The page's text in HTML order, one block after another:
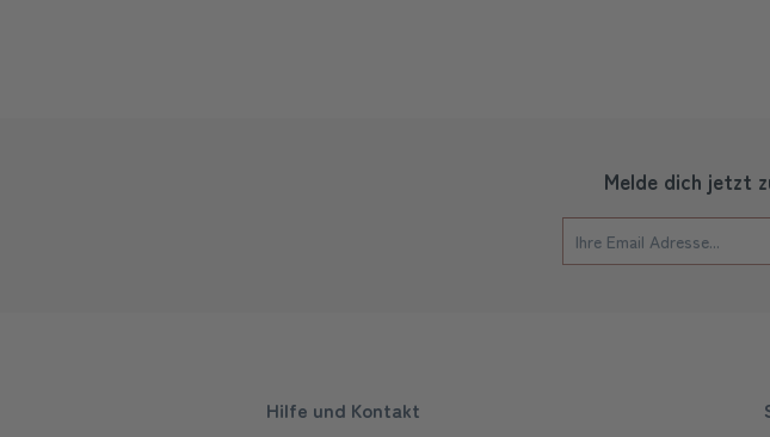
Melde dich jetzt
Hilfe und Kontakt